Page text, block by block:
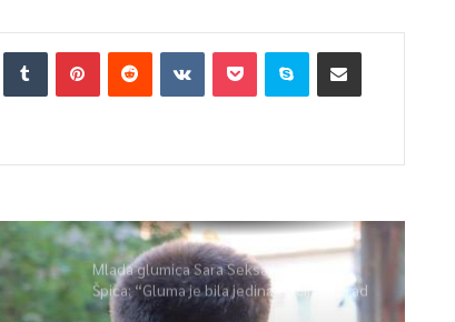
Mlada glumica Sara Seksan u emisiji
Špica: “Gluma je bila jedina opcija, uz rad
i disciplinu sve je moguće”